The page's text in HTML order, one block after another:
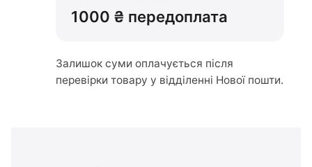
1000 ₴ передоплата
Залишок суми оплачується після
перевірки товару у відділенні Нової пошти.